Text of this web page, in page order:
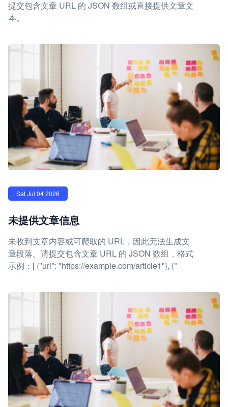
提交包含文章 URL 的 JSON 数组或直接提供文章文
本。
Sat Jul 04 2026
未提供文章信息
未收到文章内容或可爬取的 URL，因此无法生成文
章段落。请提交包含文章 URL 的 JSON 数组，格式
示例：[ {"url": "https://example.com/article1"}, {"